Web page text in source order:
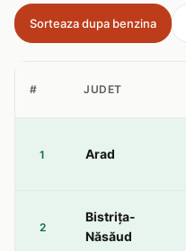
Sorteaza dupa benzina
# JUDET
1 Arad
2
Bistrița-
Năsăud